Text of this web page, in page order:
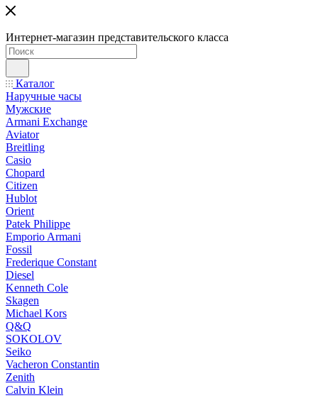
Интернет-магазин представительского класса
Каталог
Наручные часы
Мужские
Armani Exchange
Aviator
Breitling
Casio
Chopard
Citizen
Hublot
Orient
Patek Philippe
Emporio Armani
Fossil
Frederique Constant
Diesel
Kenneth Cole
Skagen
Michael Kors
Q&Q
SOKOLOV
Seiko
Vacheron Constantin
Zenith
Calvin Klein